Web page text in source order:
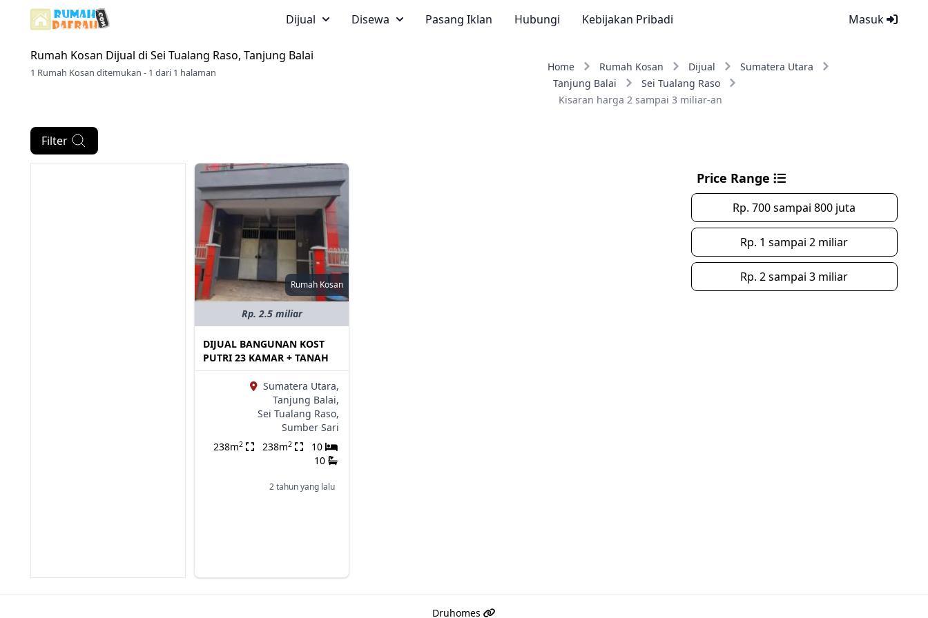
Masuk
Dijual Disewa Pasang Iklan Hubungi Kebijakan Pribadi
Rumah Kosan Dijual di Sei Tualang Raso, Tanjung Balai
1 Rumah Kosan ditemukan - 1 dari 1 halaman Home Rumah Kosan Dijual
Sumatera Utara
Tanjung Balai
Sei Tualang Raso
Kisaran harga 2 sampai 3 miliar-an
Filter
Rumah Kosan
Rp. 2.5 miliar
DIJUAL BANGUNAN KOST
PUTRI 23 KAMAR + TANAH
Sumatera Utara,
Tanjung Balai,
Sei Tualang Raso,
Sumber Sari
238m2 238m2
10
10
2 tahun yang lalu
Price Range
Rp. 700 sampai 800 juta
Rp. 1 sampai 2 miliar
Rp. 2 sampai 3 miliar
Druhomes